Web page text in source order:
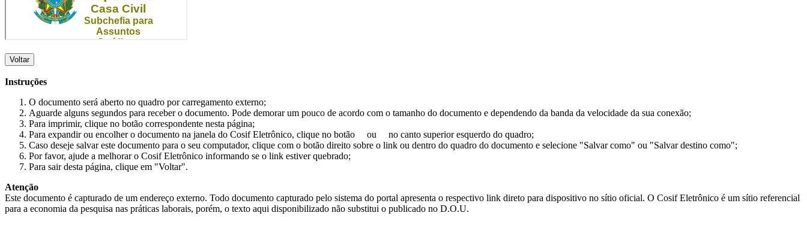
Voltar
Instruções
O documento será aberto no quadro por carregamento externo;
Aguarde alguns segundos para receber o documento. Pode demorar um pouco de acordo com o tamanho do documento e dependendo da banda da velocidade da sua conexão;
Para imprimir, clique no botão correspondente nesta página;
Para expandir ou encolher o documento na janela do Cosif Eletrônico, clique no botão
ou
no canto superior esquerdo do quadro;
Caso deseje salvar este documento para o seu computador, clique com o botão direito sobre o link ou dentro do quadro do documento e selecione "Salvar como" ou "Salvar destino como";
Por favor, ajude a melhorar o Cosif Eletrônico informando se o link estiver quebrado;
Para sair desta página, clique em "Voltar".
Atenção
Este documento é capturado de um endereço externo. Todo documento capturado pelo sistema do portal apresenta o respectivo link direto para dispositivo no sítio oficial. O Cosif Eletrônico é um sítio referencial
para a economia da pesquisa nas práticas laborais, porém, o texto aqui disponibilizado não substitui o publicado no D.O.U.